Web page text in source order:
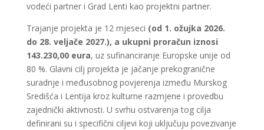
vodeći partner i Grad Lenti kao projektni partner.
Trajanje projekta je 12 mjeseci (od 1. ožujka 2026.
do 28. veljače 2027.), a ukupni proračun iznosi
143.230,00 eura, uz sufinanciranje Europske unije od
80 %. Glavni cilj projekta je jačanje prekogranične
suradnje i međusobnog povjerenja između Murskog
Središća i Lentija kroz kulturne razmjene i provedbu
zajednički aktivnosti. U svrhu ostvarenja tog cilja
definirani su i specifični ciljevi koji uključuju povezivanje